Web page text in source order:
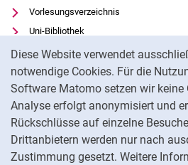
Diese Website verwendet
notwendige Cookies. Für die
Software Matomo setzen wir keine
Analyse erfolgt anonymisiert und
Rückschlüsse auf einzelne
Drittanbietern werden nur nach
Zustimmung gesetzt. Weitere
Vorlesungsverzeichnis
Uni-Bibliothek
Moodle
Panopto
Datenschutz
Barrierefreiheit
Transparenter KI-Einsatz